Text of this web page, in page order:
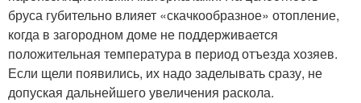
бруса губительно влияет «скачкообразное» отопление,
когда в загородном доме не поддерживается
положительная температура в период отъезда хозяев.
Если щели появились, их надо заделывать сразу, не
допуская дальнейшего увеличения раскола.